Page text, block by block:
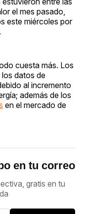
el mes pasado,
este miércoles por
cuesta más. Los
datos de
al incremento
además de los
en el mercado de
en tu correo
gratis en tu